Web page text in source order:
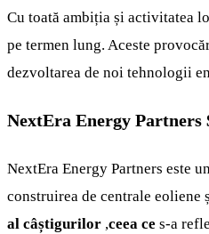
Cu toată ambiția și activitatea
pe termen lung. Aceste
dezvoltarea de noi tehnologii
NextEra Energy Partners
NextEra Energy Partners este
construirea de centrale eoliene
al câștigurilor ,ceea ce s-a